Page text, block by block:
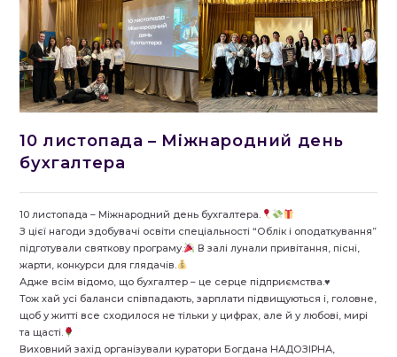
10 листопада – Міжнародний день
бухгалтера
10 листопада – Міжнародний день бухгалтера.
З цієї нагоди здобувачі освіти спеціальності “Облік і оподаткування”
підготували святкову програму.
В залі лунали привітання, пісні,
жарти, конкурси для глядачів.
Адже всім відомо, що бухгалтер – це серце підприємства.♥️
Тож хай усі баланси співпадають, зарплати підвищуються і, головне,
щоб у житті все сходилося не тільки у цифрах, але й у любові, мирі
та щасті.
Виховний захід організували куратори Богдана НАДОЗІРНА,